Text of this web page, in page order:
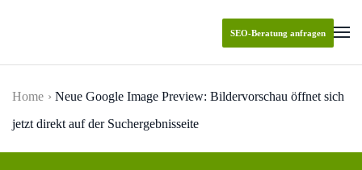
SEO-Beratung anfragen
Home
Neue Google Image Preview: Bildervorschau öffnet sich
jetzt direkt auf der Suchergebnisseite